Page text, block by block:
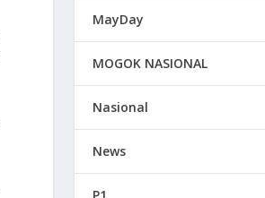
MayDay
MOGOK NASIONAL
Nasional
News